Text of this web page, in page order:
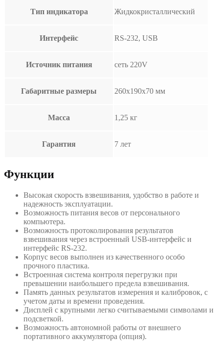
Тип индикатора Жидкокристаллический
Интерфейс RS-232, USB
Источник питания сеть 220V
Габаритные размеры 260х190х70 мм
Масса 1,25 кг
Гарантия 7 лет
Функции
Высокая скорость взвешивания, удобство в работе и
надежность эксплуатации.
Возможность питания весов от персонального
компьютера.
Возможность протоколирования результатов
взвешивания через встроенный USB-интерфейс и
интерфейс RS-232.
Корпус весов выполнен из качественного особо
прочного пластика.
Встроенная система контроля перегрузки при
превышении наибольшего предела взвешивания.
Память данных результатов измерения и калибровок, с
учетом даты и времени проведения.
Дисплей с крупными легко считываемыми символами и
подсветкой.
Возможность автономной работы от внешнего
портативного аккумулятора (опция).